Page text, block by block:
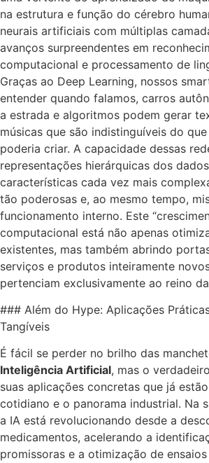
na estrutura e função do cérebro
neurais artificiais com múltiplas
avanços surpreendentes em
computacional e processamento de
Graças ao Deep Learning, nossos
entender quando falamos, carros
a estrada e algoritmos podem gerar
músicas que são indistinguíveis do
poderia criar. A capacidade dessas
representações hierárquicas dos
características cada vez mais
tão poderosas e, ao mesmo tempo,
funcionamento interno. Este
computacional está não apenas
existentes, mas também abrindo
serviços e produtos inteiramente
pertenciam exclusivamente ao reino
### Além do Hype: Aplicações
Tangíveis
É fácil se perder no brilho das
Inteligência Artificial, mas o
suas aplicações concretas que já
cotidiano e o panorama industrial. Na
a IA está revolucionando desde a
medicamentos, acelerando a
promissoras e a otimização de